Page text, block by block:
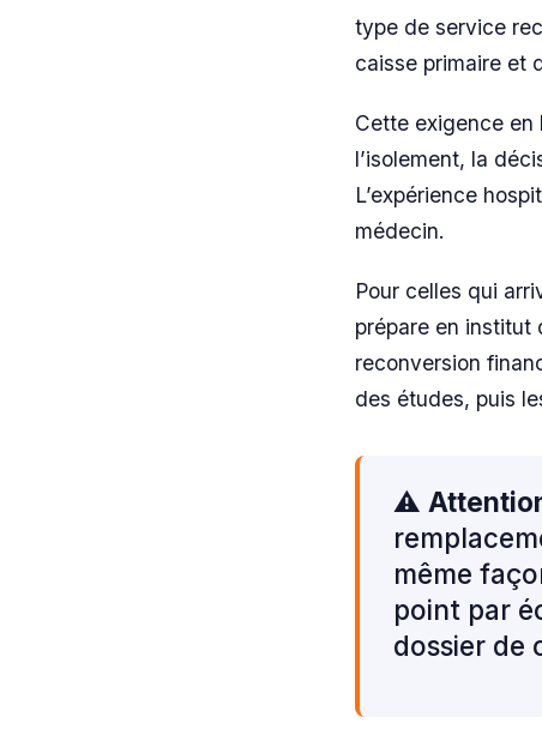
type de service
caisse primaire et
Cette exigence en
l’isolement, la
L’expérience
médecin.
Pour celles qui
prépare en institut
reconversion
des études, puis
⚠️
même
point par
dossier de